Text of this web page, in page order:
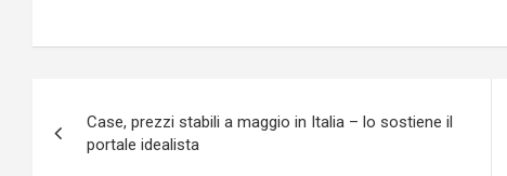
articoli
Case, prezzi stabili a maggio in Italia – lo sostiene il
portale idealista